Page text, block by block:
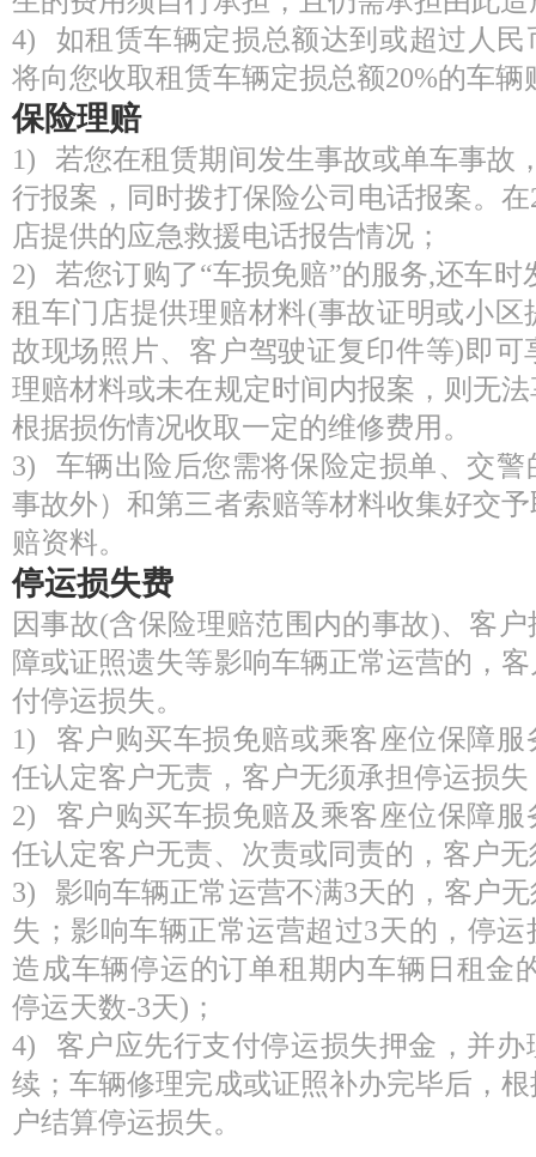
4) 如租赁车辆定损总额达到或超过人民
将向您收取租赁车辆定损总额20%的车辆
保险理赔
1) 若您在租赁期间发生事故或单车事故
行报案，同时拨打保险公司电话报案。
店提供的应急救援电话报告情况；
2) 若您订购了“车损免赔”的服务,还车时
租车门店提供理赔材料(事故证明或小区
故现场照片、客户驾驶证复印件等)即可
理赔材料或未在规定时间内报案，则无
根据损伤情况收取一定的维修费用。
3) 车辆出险后您需将保险定损单、交警
事故外）和第三者索赔等材料收集好交
赔资料。
停运损失费
因事故(含保险理赔范围内的事故)、客
障或证照遗失等影响车辆正常运营的，
付停运损失。
1) 客户购买车损免赔或乘客座位保障服
任认定客户无责，客户无须承担停运损失
2) 客户购买车损免赔及乘客座位保障服
任认定客户无责、次责或同责的，客户
3) 影响车辆正常运营不满3天的，客户
失；影响车辆正常运营超过3天的，停
造成车辆停运的订单租期内车辆日租
停运天数-3天)；
4) 客户应先行支付停运损失押金，并办
续；车辆修理完成或证照补办完毕后，
户结算停运损失。